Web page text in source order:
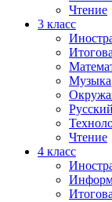
Чтение
3 класс
Музыка
Чтение
4 класс